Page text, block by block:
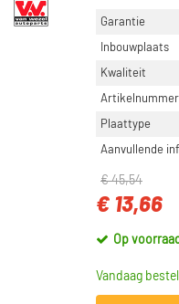
Garantie
Inbouwplaats
Kwaliteit
Plaattype
Aanvullende
€ 45,54
€ 13,66
Op voorraad
Vandaag